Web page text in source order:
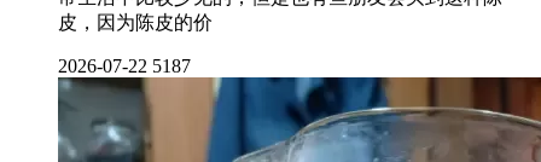
皮，因为陈皮的价
2026-07-22 5187